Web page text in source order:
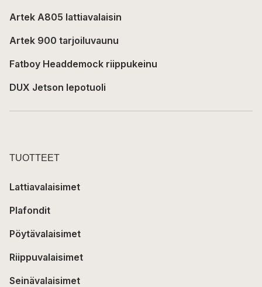
Artek A805 lattiavalaisin
Artek 900 tarjoiluvaunu
Fatboy Headdemock riippukeinu
DUX Jetson lepotuoli
TUOTTEET
Lattiavalaisimet
Plafondit
Pöytävalaisimet
Riippuvalaisimet
Seinävalaisimet